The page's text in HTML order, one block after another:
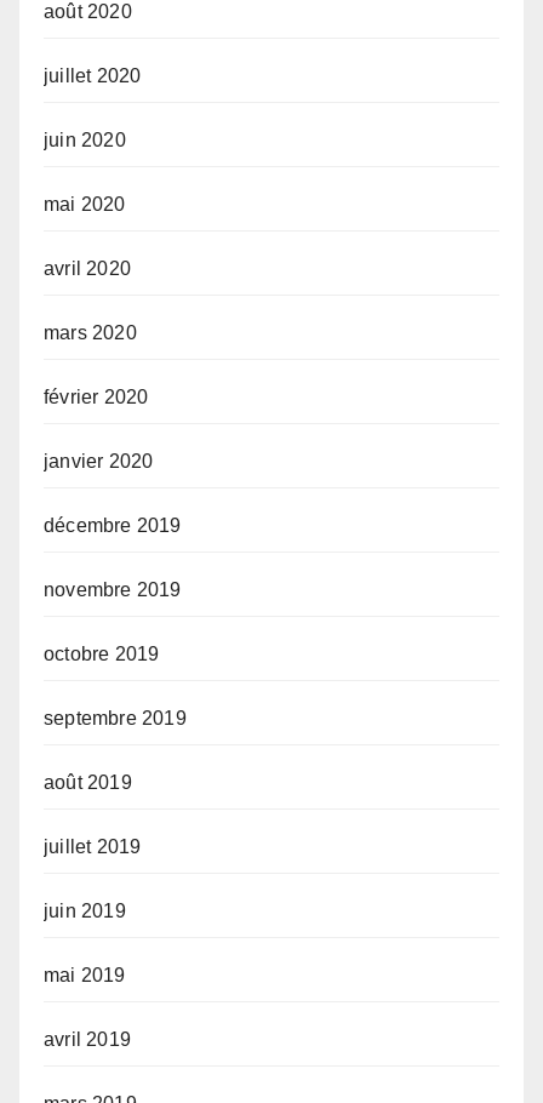
août 2020
juillet 2020
juin 2020
mai 2020
avril 2020
mars 2020
février 2020
janvier 2020
décembre 2019
novembre 2019
octobre 2019
septembre 2019
août 2019
juillet 2019
juin 2019
mai 2019
avril 2019